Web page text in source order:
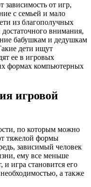
от игр,
с семьей и мало
из благополучных
внимания,
бабушкам и дедушкам
дети ищут
ее в игровых
формах компьютерных
игровой
по которым можно
тяжелой формы
зависимый человек
ему все меньше
и игра становится его
а также